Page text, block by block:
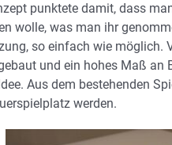
punktete damit, dass
wolle, was man ihr
so einfach wie möglich.
und ein hohes Maß an
Aus dem bestehenden
werden.